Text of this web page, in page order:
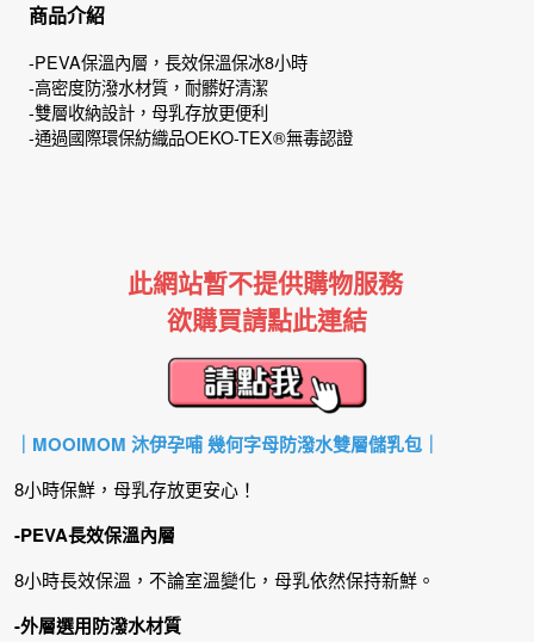
商品介紹
-PEVA保溫內層，長效保溫保冰8小時
-高密度防潑水材質，耐髒好清潔
-雙層收納設計，母乳存放更便利
-通過國際環保紡織品OEKO-TEX®無毒認證
此網站暫不提供購物服務
欲購買請點此連結
｜MOOIMOM 沐伊孕哺 幾何字母防潑水雙層儲乳包｜
8小時保鮮，母乳存放更安心！
-PEVA長效保溫內層
8小時長效保溫，不論室溫變化，母乳依然保持新鮮。
-外層選用防潑水材質